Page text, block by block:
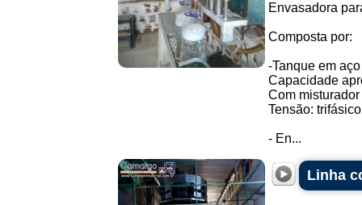
Envasadora
Composta por:
-Tanque em
Capacidade
Com
Tensão:
- En...
Linha